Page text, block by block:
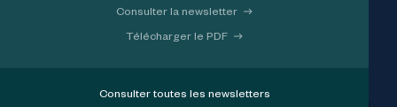
Consulter la newsletter
Télécharger le PDF
Consulter toutes les newsletters